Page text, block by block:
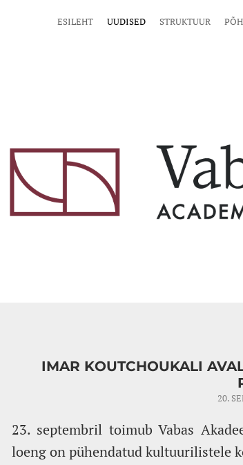
ESILEHT UUDISED STRUKTUUR
IMAR KOUTCHOUKALI
20.
23. septembril toimub Vabas
loeng on pühendatud kultuurilistele